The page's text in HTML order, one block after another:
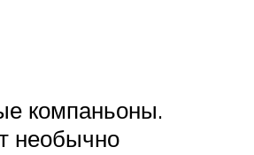
компаньоны.
необычно